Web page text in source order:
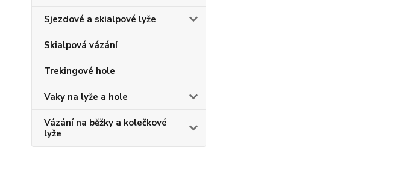
Sjezdové a skialpové lyže
Skialpová vázání
Trekingové hole
Vaky na lyže a hole
Vázání na běžky a kolečkové
lyže